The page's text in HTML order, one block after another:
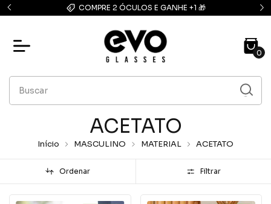
FRETE GRÁTIS: compras acima de R$139,90
0
ACETATO
Início MASCULINO MATERIAL ACETATO
Ordenar Filtrar